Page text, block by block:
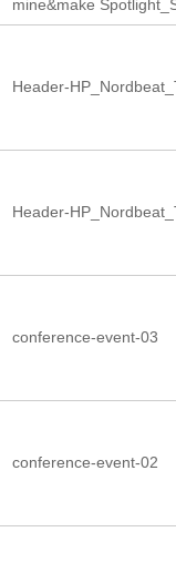
mine&make
Header-
Header-
conference-event-03
conference-event-02